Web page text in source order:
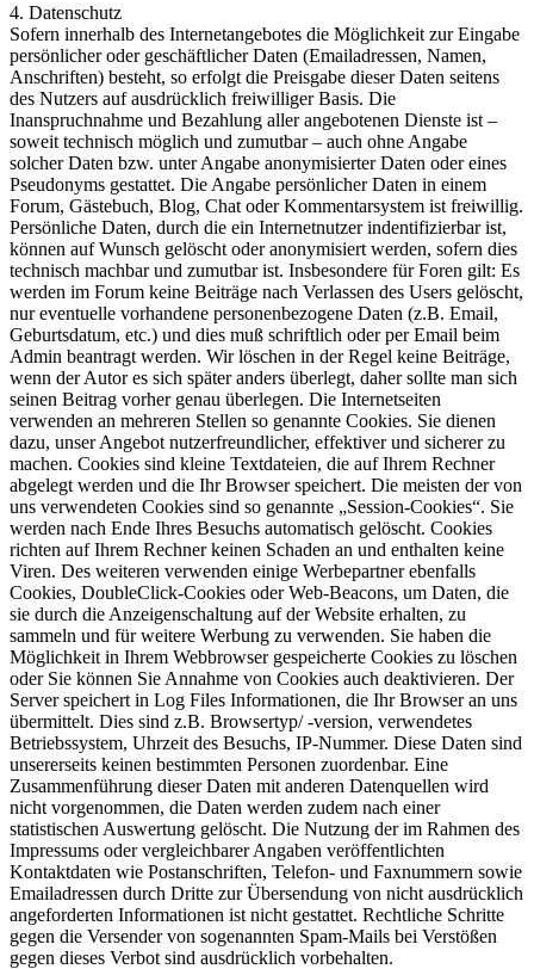
4. Datenschutz
Sofern innerhalb des Internetangebotes die Möglichkeit zur Eingabe
persönlicher oder geschäftlicher Daten (Emailadressen, Namen,
Anschriften) besteht, so erfolgt die Preisgabe dieser Daten seitens
des Nutzers auf ausdrücklich freiwilliger Basis. Die
Inanspruchnahme und Bezahlung aller angebotenen Dienste ist –
soweit technisch möglich und zumutbar – auch ohne Angabe
solcher Daten bzw. unter Angabe anonymisierter Daten oder eines
Pseudonyms gestattet. Die Angabe persönlicher Daten in einem
Forum, Gästebuch, Blog, Chat oder Kommentarsystem ist freiwillig.
Persönliche Daten, durch die ein Internetnutzer indentifizierbar ist,
können auf Wunsch gelöscht oder anonymisiert werden, sofern dies
technisch machbar und zumutbar ist. Insbesondere für Foren gilt: Es
werden im Forum keine Beiträge nach Verlassen des Users gelöscht,
nur eventuelle vorhandene personenbezogene Daten (z.B. Email,
Geburtsdatum, etc.) und dies muß schriftlich oder per Email beim
Admin beantragt werden. Wir löschen in der Regel keine Beiträge,
wenn der Autor es sich später anders überlegt, daher sollte man sich
seinen Beitrag vorher genau überlegen. Die Internetseiten
verwenden an mehreren Stellen so genannte Cookies. Sie dienen
dazu, unser Angebot nutzerfreundlicher, effektiver und sicherer zu
machen. Cookies sind kleine Textdateien, die auf Ihrem Rechner
abgelegt werden und die Ihr Browser speichert. Die meisten der von
uns verwendeten Cookies sind so genannte „Session-Cookies“. Sie
werden nach Ende Ihres Besuchs automatisch gelöscht. Cookies
richten auf Ihrem Rechner keinen Schaden an und enthalten keine
Viren. Des weiteren verwenden einige Werbepartner ebenfalls
Cookies, DoubleClick-Cookies oder Web-Beacons, um Daten, die
sie durch die Anzeigenschaltung auf der Website erhalten, zu
sammeln und für weitere Werbung zu verwenden. Sie haben die
Möglichkeit in Ihrem Webbrowser gespeicherte Cookies zu löschen
oder Sie können Sie Annahme von Cookies auch deaktivieren. Der
Server speichert in Log Files Informationen, die Ihr Browser an uns
übermittelt. Dies sind z.B. Browsertyp/ -version, verwendetes
Betriebssystem, Uhrzeit des Besuchs, IP-Nummer. Diese Daten sind
unsererseits keinen bestimmten Personen zuordenbar. Eine
Zusammenführung dieser Daten mit anderen Datenquellen wird
nicht vorgenommen, die Daten werden zudem nach einer
statistischen Auswertung gelöscht. Die Nutzung der im Rahmen des
Impressums oder vergleichbarer Angaben veröffentlichten
Kontaktdaten wie Postanschriften, Telefon- und Faxnummern sowie
Emailadressen durch Dritte zur Übersendung von nicht ausdrücklich
angeforderten Informationen ist nicht gestattet. Rechtliche Schritte
gegen die Versender von sogenannten Spam-Mails bei Verstößen
gegen dieses Verbot sind ausdrücklich vorbehalten.